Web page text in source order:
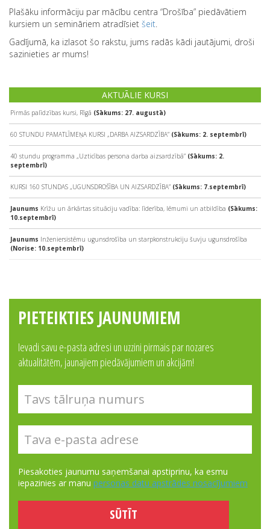
Plašāku informāciju par mācību centra “Drošība” piedāvātiem
kursiem un semināriem atradīsiet šeit
Gadījumā, ka izlasot šo rakstu, jums radās kādi jautājumi, droši
sazinieties ar mums!
AKTUĀLIE KURSI
Pirmās palīdzības kursi, Rīgā (Sākums: 27. augustā)
60 STUNDU PAMATLĪMEŅA KURSI „DARBA AIZSARDZĪBA” (Sākums: 2. septembrī)
40 stundu programma „Uzticības persona darba aizsardzībā” (Sākums: 2.
septembrī)
KURSI 160 STUNDAS „UGUNSDROŠĪBA UN AIZSARDZĪBA” (Sākums: 7.septembrī)
Jaunums Krīžu un ārkārtas situāciju vadība: līderība, lēmumi un atbildība (Sākums:
10.septembrī)
Jaunums Inženiersistēmu ugunsdrošība un starpkonstrukciju šuvju ugunsdrošība
(Norise: 10.septembrī)
PIETEIKTIES JAUNUMIEM
Ievadi savu e-pasta adresi un uzzini pirmais par nozares
aktualitātēm, jaunajiem piedāvājumiem un akcijām!
Piesakoties jaunumu saņemšanai apstiprinu, ka esmu
iepazinies ar manu personas datu apstrādes nosacījumiem